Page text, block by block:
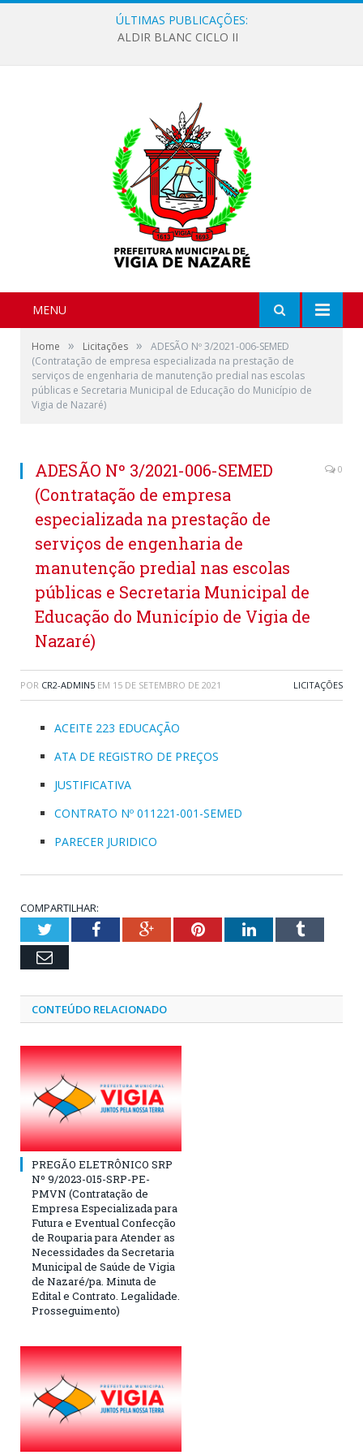
ÚLTIMAS PUBLICAÇÕES:
ALDIR BLANC CICLO II
MENU
Home » Licitações »
ADESÃO Nº 3/2021-006-SEMED
(Contratação de empresa especializada na prestação de
serviços de engenharia de manutenção predial nas escolas
públicas e Secretaria Municipal de Educação do Município de
Vigia de Nazaré)
ADESÃO Nº 3/2021-006-SEMED
(Contratação de empresa
especializada na prestação de
serviços de engenharia de
manutenção predial nas escolas
públicas e Secretaria Municipal de
Educação do Município de Vigia de
Nazaré)
0
POR CR2-ADMIN5 EM 15 DE SETEMBRO DE 2021 LICITAÇÕES
ACEITE 223 EDUCAÇÃO
ATA DE REGISTRO DE PREÇOS
JUSTIFICATIVA
CONTRATO Nº 011221-001-SEMED
PARECER JURIDICO
COMPARTILHAR:
TwitterFacebookGoogle+PinterestLinkedInTumblr
Email
CONTEÚDO RELACIONADO
PREGÃO ELETRÔNICO SRP
Nº 9/2023-015-SRP-PE-
PMVN (Contratação de
Empresa Especializada para
Futura e Eventual Confecção
de Rouparia para Atender as
Necessidades da Secretaria
Municipal de Saúde de Vigia
de Nazaré/pa. Minuta de
Edital e Contrato. Legalidade.
Prosseguimento)